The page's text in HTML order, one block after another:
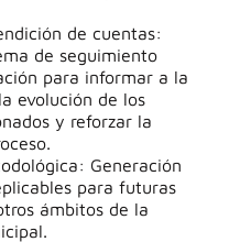
de cuentas:
de seguimiento
para informar a la
evolución de los
y reforzar la
Generación
para futuras
ámbitos de la